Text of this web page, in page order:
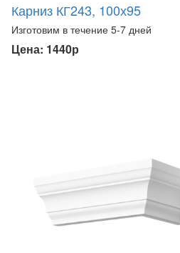
Карниз КГ243, 100х95
Изготовим в течение 5-7 дней
Цена: 1440р